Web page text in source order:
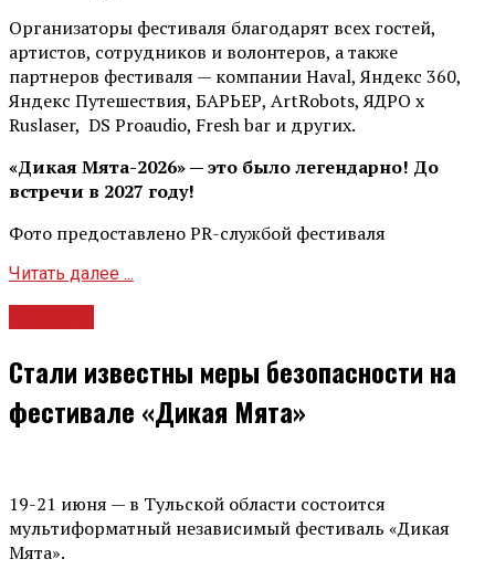
Организаторы фестиваля благодарят всех гостей,
артистов, сотрудников и волонтеров, а также
партнеров фестиваля — компании Haval, Яндекс 360,
Яндекс Путешествия, БАРЬЕР, ArtRobots, ЯДРО х
Ruslaser, DS Proaudio, Fresh bar и других.
«Дикая Мята-2026» — это было легендарно! До
встречи в 2027 году!
Фото предоставлено PR-службой фестиваля
Читать далее ...
Стали известны меры безопасности на
фестивале «Дикая Мята»
19-21 июня — в Тульской области состоится
мультиформатный независимый фестиваль «Дикая
Мята».